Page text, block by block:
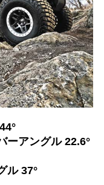
ーアングル 22.6°
ル 37°